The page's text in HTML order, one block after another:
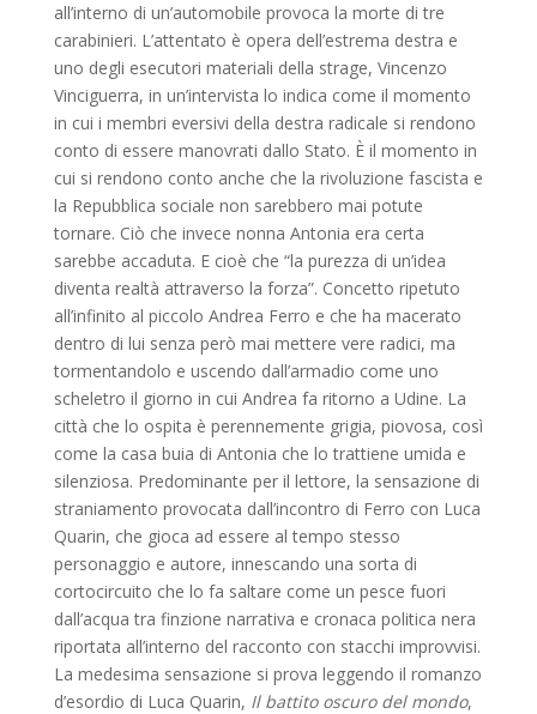
all’interno di un’automobile provoca la morte di tre
carabinieri. L’attentato è opera dell’estrema destra e
uno degli esecutori materiali della strage, Vincenzo
Vinciguerra, in un’intervista lo indica come il momento
in cui i membri eversivi della destra radicale si rendono
conto di essere manovrati dallo Stato. È il momento in
cui si rendono conto anche che la rivoluzione fascista e
la Repubblica sociale non sarebbero mai potute
tornare. Ciò che invece nonna Antonia era certa
sarebbe accaduta. E cioè che “la purezza di un’idea
diventa realtà attraverso la forza”. Concetto ripetuto
all’infinito al piccolo Andrea Ferro e che ha macerato
dentro di lui senza però mai mettere vere radici, ma
tormentandolo e uscendo dall’armadio come uno
scheletro il giorno in cui Andrea fa ritorno a Udine. La
città che lo ospita è perennemente grigia, piovosa, così
come la casa buia di Antonia che lo trattiene umida e
silenziosa. Predominante per il lettore, la sensazione di
straniamento provocata dall’incontro di Ferro con Luca
Quarin, che gioca ad essere al tempo stesso
personaggio e autore, innescando una sorta di
cortocircuito che lo fa saltare come un pesce fuori
dall’acqua tra finzione narrativa e cronaca politica nera
riportata all’interno del racconto con stacchi improvvisi.
La medesima sensazione si prova leggendo il romanzo
d’esordio di Luca Quarin, Il battito oscuro del mondo,